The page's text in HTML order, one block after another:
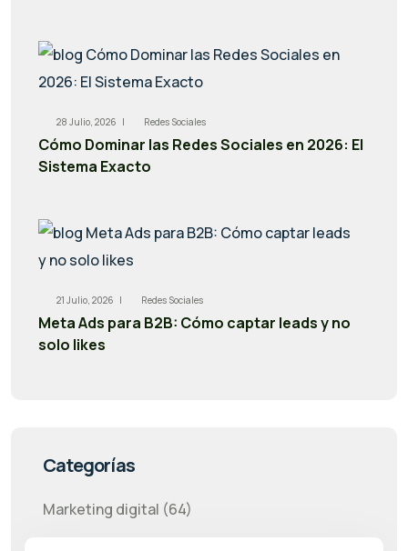
28 Julio, 2026 | Redes Sociales
Cómo Dominar las Redes Sociales en 2026: El
Sistema Exacto
21 Julio, 2026 | Redes Sociales
Meta Ads para B2B: Cómo captar leads y no
solo likes
Categorías
Marketing digital (64)